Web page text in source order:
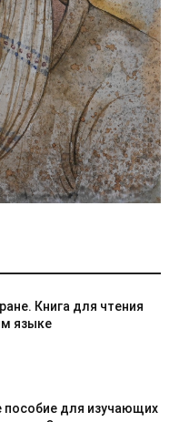
Книга для чтения
языке
для изучающих